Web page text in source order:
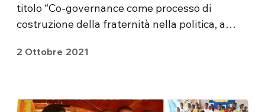
titolo “Co-governance come processo di
costruzione della fraternità nella politica, a…
2 Ottobre 2021